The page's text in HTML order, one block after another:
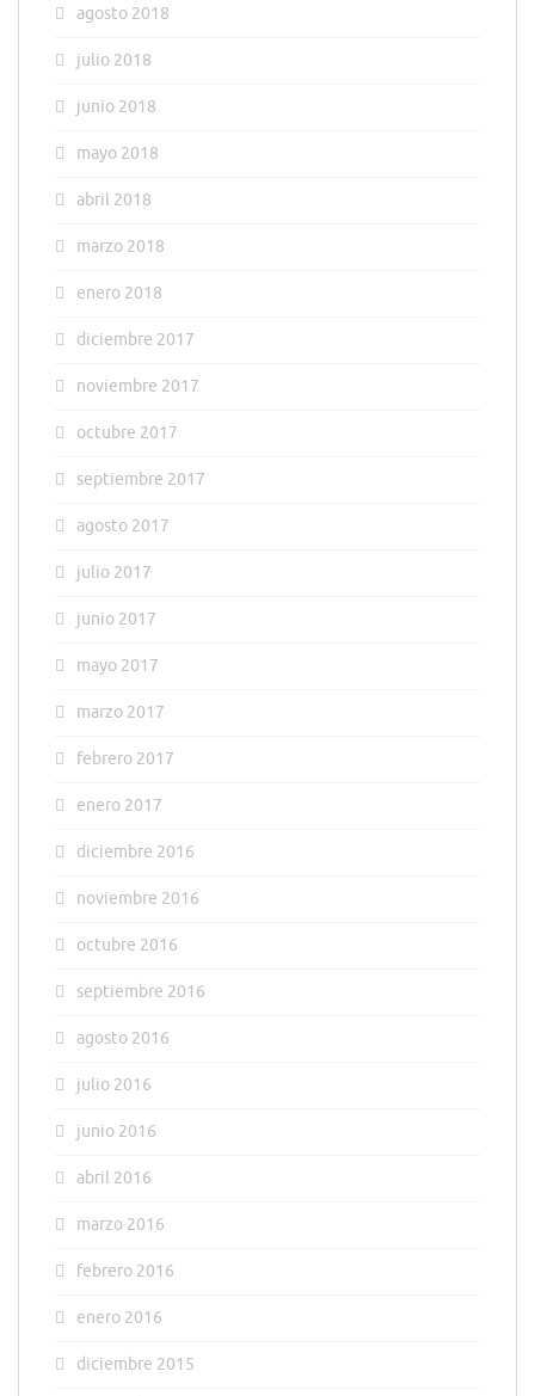
agosto 2018
julio 2018
junio 2018
mayo 2018
abril 2018
marzo 2018
enero 2018
diciembre 2017
noviembre 2017
octubre 2017
septiembre 2017
agosto 2017
julio 2017
junio 2017
mayo 2017
marzo 2017
febrero 2017
enero 2017
diciembre 2016
noviembre 2016
octubre 2016
septiembre 2016
agosto 2016
julio 2016
junio 2016
abril 2016
marzo 2016
febrero 2016
enero 2016
diciembre 2015